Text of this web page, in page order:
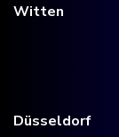
Witten
Düsseldorf